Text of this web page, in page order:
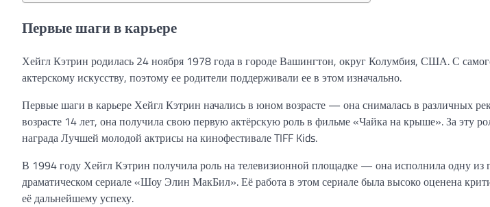
Первые шаги в карьере
Хейгл Кэтрин родилась 24 ноября 1978 года в городе Вашингтон, округ Колумбия, США. С
актерскому искусству, поэтому ее родители поддерживали ее в этом изначально.
Первые шаги в карьере Хейгл Кэтрин начались в юном возрасте — она снималась в различных
возрасте 14 лет, она получила свою первую актёрскую роль в фильме «Чайка на крыше». За эту
награда Лучшей молодой актрисы на кинофестивале TIFF Kids.
В 1994 году Хейгл Кэтрин получила роль на телевизионной площадке — она исполнила одну из
драматическом сериале «Шоу Элин МакБил». Её работа в этом сериале была высоко оценена
её дальнейшему успеху.